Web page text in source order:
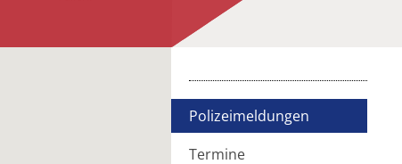
Polizeimeldungen
Termine
Artikel weiterleiten